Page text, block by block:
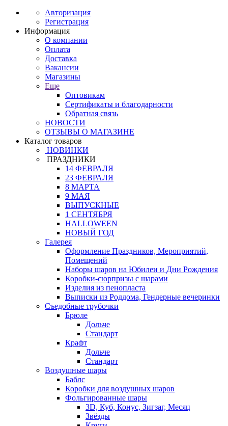
Авторизация
Регистрация
Информация
О компании
Оплата
Доставка
Вакансии
Магазины
Еще
Оптовикам
Сертификаты и благодарности
Обратная связь
НОВОСТИ
ОТЗЫВЫ О МАГАЗИНЕ
Каталог товаров
НОВИНКИ
ПРАЗДНИКИ
14 ФЕВРАЛЯ
23 ФЕВРАЛЯ
8 МАРТА
9 МАЯ
ВЫПУСКНЫЕ
1 СЕНТЯБРЯ
HALLOWEEN
НОВЫЙ ГОД
Галерея
Оформление Праздников, Мероприятий,
Помещений
Наборы шаров на Юбилеи и Дни Рождения
Коробки-сюрпризы с шарами
Изделия из пенопласта
Выписки из Роддома, Гендерные вечеринки
Съедобные трубочки
Брюле
Дольче
Стандарт
Крафт
Дольче
Стандарт
Воздушные шары
Баблс
Коробки для воздушных шаров
Фольгированные шары
3D, Куб, Конус, Зигзаг, Месяц
Звёзды